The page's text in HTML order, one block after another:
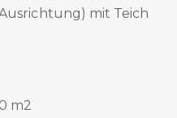
mit Teich
m2